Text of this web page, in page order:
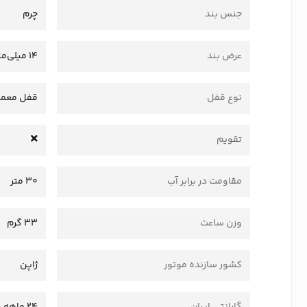
جنس بند چرم
عرض بند 14 میلی‌متر
نوع قفل قفل
تقویم
مقاومت در برابر آب 30 متر
وزن ساعت 33 گرم
کشور سازنده موتور ژاپن